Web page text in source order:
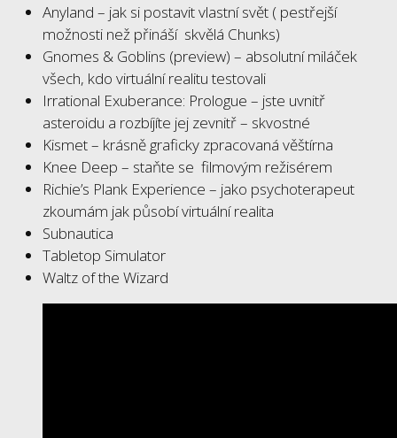
Anyland – jak si postavit vlastní svět ( pestřejší
možnosti než přináší skvělá Chunks)
Gnomes & Goblins (preview) – absolutní miláček
všech, kdo virtuální realitu testovali
Irrational Exuberance: Prologue – jste uvnitř
asteroidu a rozbíjíte jej zevnitř – skvostné
Kismet – krásně graficky zpracovaná věštírna
Knee Deep – staňte se filmovým režisérem
Richie’s Plank Experience – jako psychoterapeut
zkoumám jak působí virtuální realita
Subnautica
Tabletop Simulator
Waltz of the Wizard